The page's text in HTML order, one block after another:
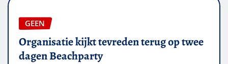
GEEN
Organisatie kijkt tevreden terug op twee
dagen Beachparty